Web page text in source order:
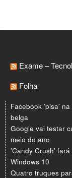
Exame –
Folha
Facebook 'pisa'
belga
Google vai testar
meio do ano
'Candy Crush'
Windows 10
Quatro truques